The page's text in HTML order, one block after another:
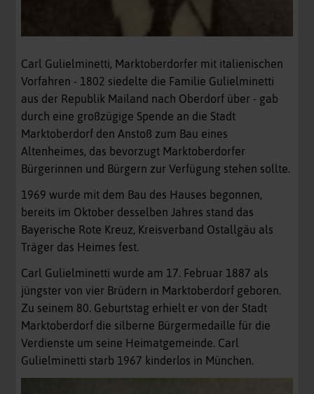
Carl Gulielminetti, Marktoberdorfer mit italienischen
Vorfahren - 1802 siedelte die Familie Gulielminetti
aus der Republik Mailand nach Oberdorf über - gab
durch eine großzügige Spende an die Stadt
Marktoberdorf den Anstoß zum Bau eines
Altenheimes, das bevorzugt Marktoberdorfer
Bürgerinnen und Bürgern zur Verfügung stehen sollte.
1969 wurde mit dem Bau des Hauses begonnen,
bereits im Oktober desselben Jahres stand das
Bayerische Rote Kreuz, Kreisverband Ostallgäu als
Träger das Heimes fest.
Carl Gulielminetti wurde am 17. Februar 1887 als
jüngster von vier Brüdern in Marktoberdorf geboren.
Zu seinem 80. Geburtstag erhielt er von der Stadt
Marktoberdorf die silberne Bürgermedaille für die
Verdienste um seine Heimatgemeinde. Carl
Gulielminetti starb 1967 kinderlos in München.